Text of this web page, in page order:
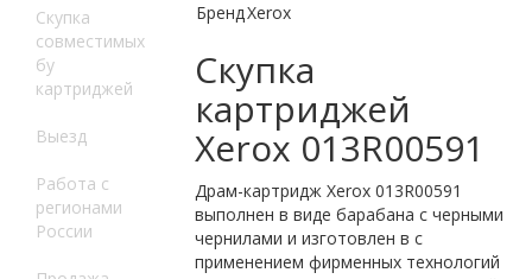
Скупка
совместимых
бу
картриджей
Выезд
Работа с
регионами
России
БрендXerox
Скупка
картриджей
Xerox 013R00591
Драм-картридж Xerox 013R00591
выполнен в виде барабана с черными
чернилами и изготовлен в с
применением фирменных технологий